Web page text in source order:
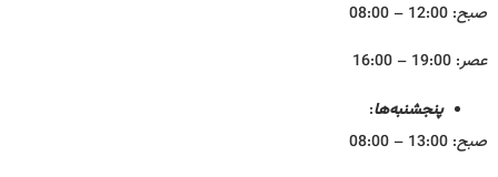
صبح: 12:00 – 08:00
عصر: 19:00 – 16:00
پنجشنبه‌ها:
صبح: 13:00 – 08:00